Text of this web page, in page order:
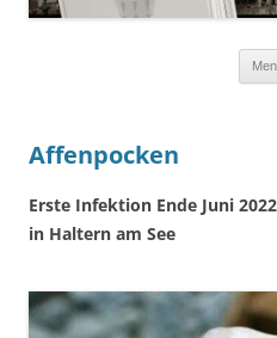
Affenpocken
Erste Infektion Ende Juni
in Haltern am See